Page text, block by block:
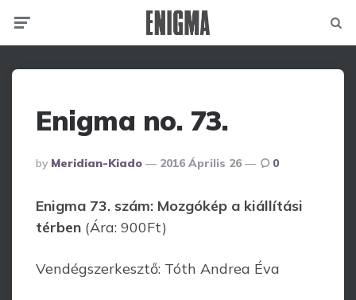
Enigma no. 73.
Posted
By
By Meridian-Kiado 2016 Április 26 0
Enigma 73. szám: Mozgókép a kiállítási
térben (Ára: 900Ft)
Vendégszerkesztő: Tóth Andrea Éva